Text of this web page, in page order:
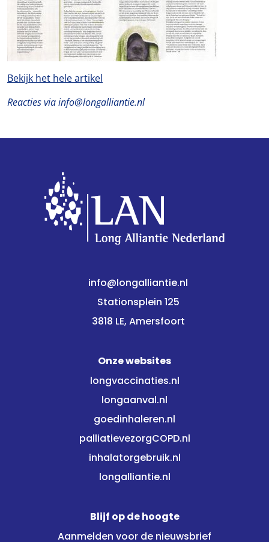
Bekijk het hele artikel
Reacties via info@longalliantie.nl
info@longalliantie.nl
Stationsplein 125
3818 LE, Amersfoort
Onze websites
longvaccinaties.nl
longaanval.nl
goedinhaleren.nl
palliatievezorgCOPD.nl
inhalatorgebruik.nl
longalliantie.nl
Blijf op de hoogte
Aanmelden voor de nieuwsbrief